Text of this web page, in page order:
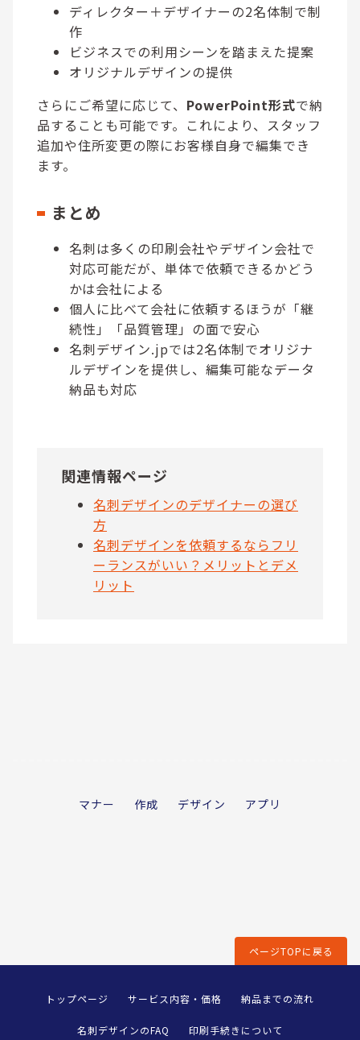
ディレクター＋デザイナーの2名体制で制
作
ビジネスでの利用シーンを踏まえた提案
オリジナルデザインの提供
さらにご希望に応じて、 PowerPoint形式で納
品することも可能です。これにより、スタッフ
追加や住所変更の際にお客様自身で編集でき
ます。
まとめ
名刺は多くの印刷会社やデザイン会社で
対応可能だが、単体で依頼できるかどう
かは会社による
個人に比べて会社に依頼するほうが「継
続性」「品質管理」の面で安心
名刺デザイン.jpでは2名体制でオリジナ
ルデザインを提供し、編集可能なデータ
納品も対応
関連情報ページ
名刺デザインのデザイナーの選び
方
名刺デザインを依頼するならフリ
ーランスがいい？メリットとデメ
リット
マナー 作成 デザイン アプリ
ページTOPに戻る
トップページ サービス内容・価格 納品までの流れ
名刺デザインのFAQ 印刷手続きについて